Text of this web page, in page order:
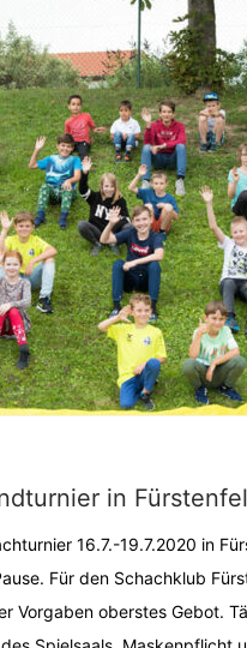
in
16.7.-19.7.2020 in
Für den Schachklub
Vorgaben oberstes Gebot.